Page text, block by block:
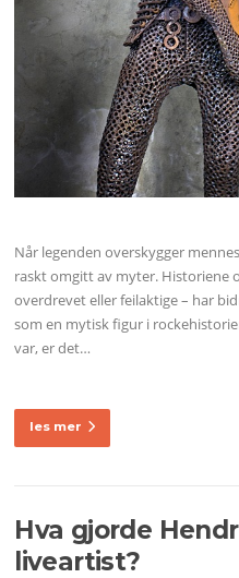
Når legenden overskygger
raskt omgitt av myter. Historiene
overdrevet eller feilaktige – har
som en mytisk figur i
var, er det…
les mer
Hva gjorde
liveartist?